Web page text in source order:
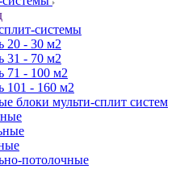
системы
20 - 30 м2
31 - 70 м2
71 - 100 м2
101 - 160 м2
блоки мульти-сплит систем
потолочные